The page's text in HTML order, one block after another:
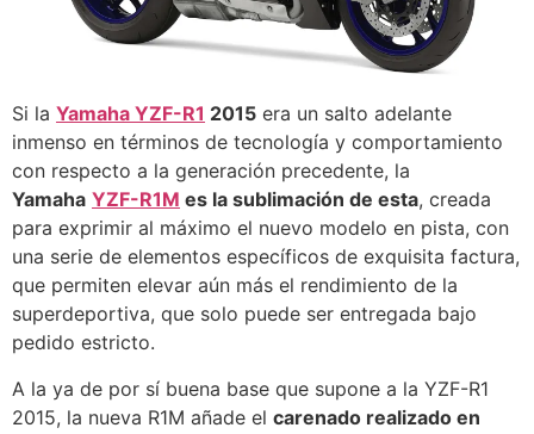
Si la Yamaha YZF-R1 2015 era un salto adelante
inmenso en términos de tecnología y comportamiento
con respecto a la generación precedente, la
Yamaha YZF-R1M es la sublimación de esta, creada
para exprimir al máximo el nuevo modelo en pista, con
una serie de elementos específicos de exquisita factura,
que permiten elevar aún más el rendimiento de la
superdeportiva, que solo puede ser entregada bajo
pedido estricto.
A la ya de por sí buena base que supone a la YZF-R1
2015, la nueva R1M añade el carenado realizado en